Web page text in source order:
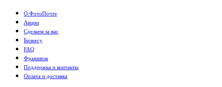
О ФотоПочте
Акции
Сделаем за вас
Бизнесу
FAQ
Франшиза
Поддержка и контакты
Оплата и доставка